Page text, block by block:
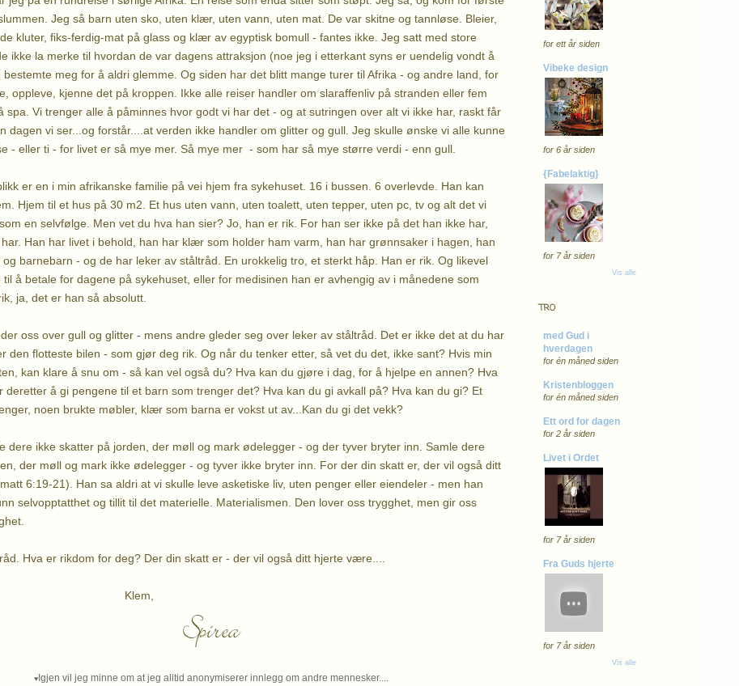
Jeg så barn uten sko, uten klær, uten vann, uten mat. De var skitne og tannløse. Bleier,
kluter, fiks-ferdig-mat på glass og klær av egyptisk bomull - fantes ikke. Jeg satt med store
ikke la merke til hvordan de var dagens attraksjon (noe jeg i etterkant syns er uendelig vondt å
meg for å aldri glemme. Og siden har det blitt mange turer til Afrika - og andre land, for
oppleve, kjenne det på kroppen. Ikke alle reiser handler om slaraffenliv på stranden eller fem
spa. Vi trenger alle å påminnes hvor godt vi har det - og at sutringen over alt vi ikke har, raskt får
dagen vi ser...og forstår....at verden ikke handler om glitter og gull. Jeg skulle ønske vi alle kunne
- eller ti - for livet er så mye mer. Så mye mer - som har så mye større verdi - enn gull.
er en i min afrikanske familie på vei hjem fra sykehuset. 16 i bussen. 6 overlevde. Han kan
Hjem til et hus på 30 m2. Et hus uten vann, uten toalett, uten tepper, uten pc, tv og alt det vi
en selvfølge. Men vet du hva han sier? Jo, han er rik. For han ser ikke på det han ikke har,
Han har livet i behold, han har klær som holder ham varm, han har grønnsaker i hagen, han
barnebarn - og de har leker av ståltråd. En urokkelig tro, et sterkt håp. Han er rik. Og likevel
til å betale for dagene på sykehuset, eller for medisinen han er avhengig av i månedene som
ja, det er han så absolutt.
oss over gull og glitter - mens andre gleder seg over leker av ståltråd. Det er ikke det at du har
den flotteste bilen - som gjør deg rik. Og når du tenker etter, så vet du det, ikke sant? Hvis min
kan klare å snu om - så kan vel også du? Hva kan du gjøre i dag, for å hjelpe en annen? Hva
deretter å gi pengene til et barn som trenger det? Hva kan du gi avkall på? Hva kan du gi? Et
noen brukte møbler, klær som barna er vokst ut av...Kan du gi det vekk?
dere ikke skatter på jorden, der møll og mark ødelegger - og der tyver bryter inn. Samle dere
der møll og mark ikke ødelegger - og tyver ikke bryter inn. For der din skatt er, der vil også ditt
6:19-21). Han sa aldri at vi skulle leve asketiske liv, uten penger eller eiendeler - men han
selvopptatthet og tillit til det materielle. Materialismen. Den lover oss trygghet, men gir oss
Hva er rikdom for deg? Der din skatt er - der vil også ditt hjerte være....
♥Igjen vil jeg minne om at jeg alltid anonymiserer innlegg om andre mennesker....
for ett år siden
Vibeke design
for 6 år siden
{Fabelaktig}
for 7 år siden
Vis alle
TRO
med Gud i
hverdagen
for én måned siden
Kristenbloggen
for én måned siden
Ett ord for dagen
for 2 år siden
Livet i Ordet
for 7 år siden
Fra Guds hjerte
for 7 år siden
Vis alle